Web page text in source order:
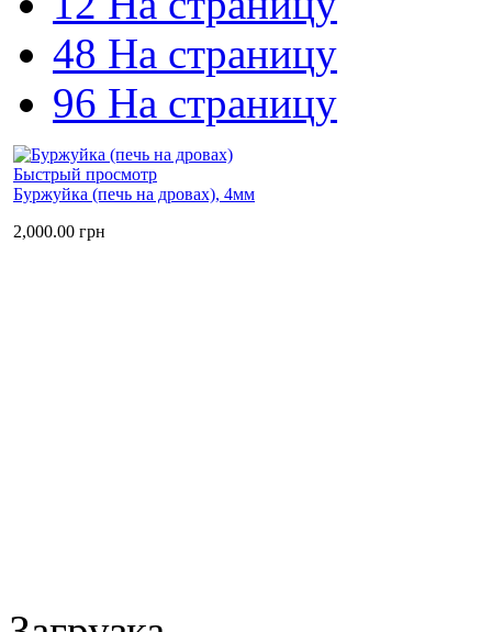
48 На страницу
96 На страницу
Быстрый просмотр
Буржуйка (печь на дровах), 4мм
2,000.00 грн